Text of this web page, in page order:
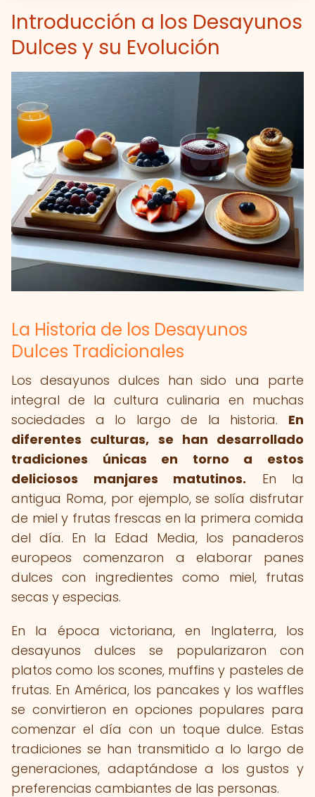
Introducción a los Desayunos
Dulces y su Evolución
La Historia de los Desayunos
Dulces Tradicionales
Los desayunos dulces han sido una parte
integral de la cultura culinaria en muchas
sociedades a lo largo de la historia. En
diferentes culturas, se han desarrollado
tradiciones únicas en torno a estos
deliciosos manjares matutinos. En la
antigua Roma, por ejemplo, se solía disfrutar
de miel y frutas frescas en la primera comida
del día. En la Edad Media, los panaderos
europeos comenzaron a elaborar panes
dulces con ingredientes como miel, frutas
secas y especias.
En la época victoriana, en Inglaterra, los
desayunos dulces se popularizaron con
platos como los scones, muffins y pasteles de
frutas. En América, los pancakes y los waffles
se convirtieron en opciones populares para
comenzar el día con un toque dulce. Estas
tradiciones se han transmitido a lo largo de
generaciones, adaptándose a los gustos y
preferencias cambiantes de las personas.